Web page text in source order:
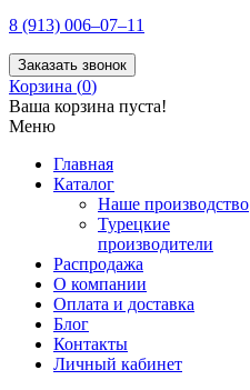
8 (913) 006–07–11
Заказать звонок
Корзина (0)
Ваша корзина пуста!
Меню
Главная
Каталог
Наше производство
Турецкие
производители
Распродажа
О компании
Оплата и доставка
Блог
Контакты
Личный кабинет